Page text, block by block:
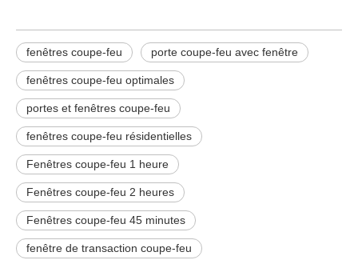
fenêtres coupe-feu porte coupe-feu avec fenêtre
fenêtres coupe-feu optimales
portes et fenêtres coupe-feu
fenêtres coupe-feu résidentielles
Fenêtres coupe-feu 1 heure
Fenêtres coupe-feu 2 heures
Fenêtres coupe-feu 45 minutes
fenêtre de transaction coupe-feu